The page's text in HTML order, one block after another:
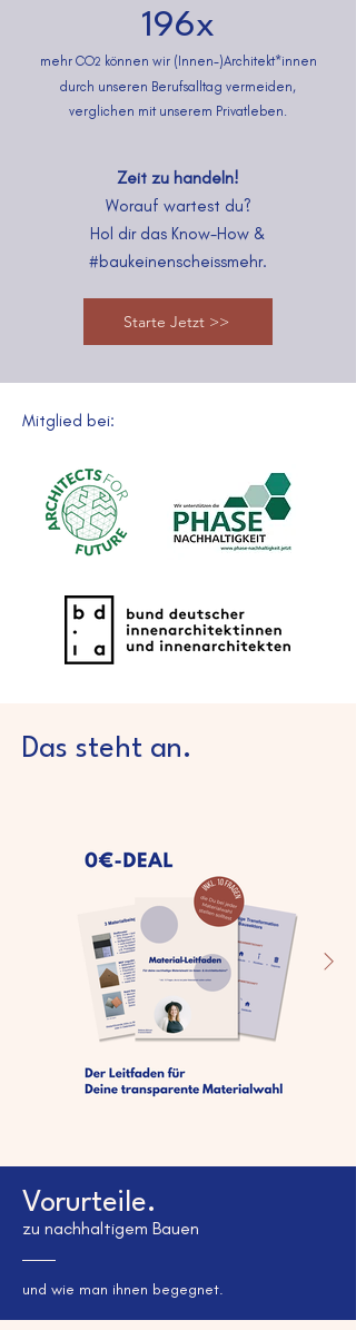
196x
mehr CO2 können wir (Innen-)Architekt*innen
durch unseren Berufsalltag vermeiden,
verglichen mit unserem Privatleben.
Zeit zu handeln!
Worauf wartest du?
Hol dir das Know-How &
#baukeinenscheissmehr.
Starte Jetzt >>
Mitglied bei:
Das steht an.
Vorurteile.
zu nachhaltigem Bauen
und wie man ihnen begegnet.